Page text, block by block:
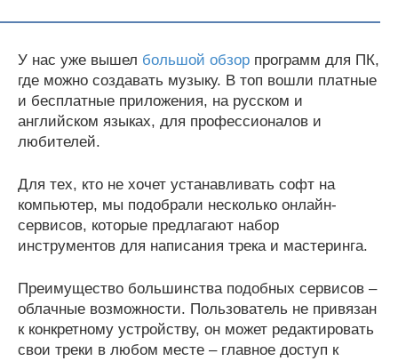
У нас уже вышел большой обзор программ для ПК,
где можно создавать музыку. В топ вошли платные
и бесплатные приложения, на русском и
английском языках, для профессионалов и
любителей.
Для тех, кто не хочет устанавливать софт на
компьютер, мы подобрали несколько онлайн-
сервисов, которые предлагают набор
инструментов для написания трека и мастеринга.
Преимущество большинства подобных сервисов –
облачные возможности. Пользователь не привязан
к конкретному устройству, он может редактировать
свои треки в любом месте – главное доступ к